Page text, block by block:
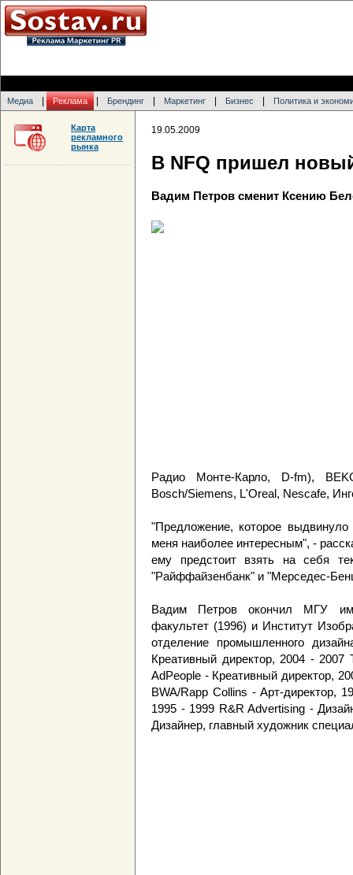
Медиа Реклама Брендинг Маркетинг Бизнес Политика и
19.05.2009
В NFQ пришел
Вадим Петров сменит Ксению
Радио Монте-Карло, D-fm),
Bosch/Siemens, L'Oreal, Nescafe,
"Предложение, которое
меня наиболее интересным", -
ему предстоит взять на себя
"Райффайзенбанк" и "Мерседес-
Вадим Петров окончил МГУ
факультет (1996) и Институт
отделение промышленного
Креативный директор, 2004 - 2007
AdPeople - Креативный директор,
BWA/Rapp Collins - Арт-директор,
1995 - 1999 R&R Advertising -
Дизайнер, главный художник
Карта
рекламного
рынка